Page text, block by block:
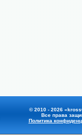
© 2010 - 2026
Все права
Политика